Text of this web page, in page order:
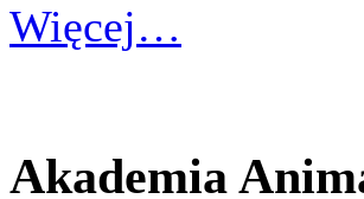
Więcej…
Akademia